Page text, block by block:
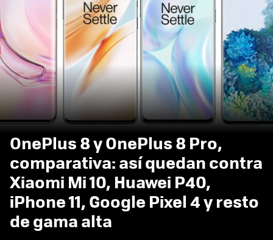
OnePlus 8 y OnePlus 8 Pro,
comparativa: así quedan contra
Xiaomi Mi 10, Huawei P40,
iPhone 11, Google Pixel 4 y resto
de gama alta